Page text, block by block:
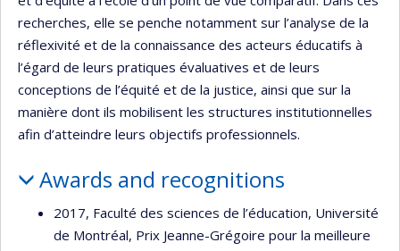
recherches, elle se penche notamment sur l’analyse de la
réflexivité et de la connaissance des acteurs éducatifs à
l’égard de leurs pratiques évaluatives et de leurs
conceptions de l’équité et de la justice, ainsi que sur la
manière dont ils mobilisent les structures institutionnelles
afin d’atteindre leurs objectifs professionnels.
Awards and recognitions
2017, Faculté des sciences de l’éducation, Université
de Montréal, Prix Jeanne-Grégoire pour la meilleure